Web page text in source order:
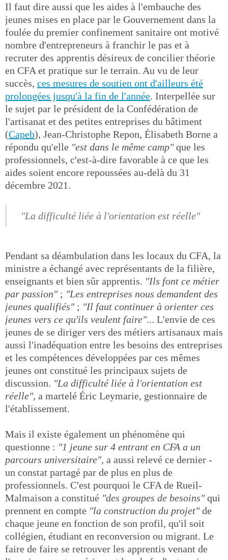
Il faut dire aussi que les aides à l'embauche des
jeunes mises en place par le Gouvernement dans la
foulée du premier confinement sanitaire ont motivé
nombre d'entrepreneurs à franchir le pas et à
recruter des apprentis désireux de concilier théorie
en CFA et pratique sur le terrain. Au vu de leur
succès, ces mesures de soutien ont d'ailleurs été
prolongées jusqu'à la fin de l'année. Interpellée sur
le sujet par le président de la Confédération de
l'artisanat et des petites entreprises du bâtiment
(Capeb), Jean-Christophe Repon, Élisabeth Borne a
répondu qu'elle "est dans le même camp"que les
professionnels, c'est-à-dire favorable à ce que les
aides soient encore repoussées au-delà du 31
décembre 2021.
"La difficulté liée à l'orientation est réelle"
Pendant sa déambulation dans les locaux du CFA, la
ministre a échangé avec représentants de la filière,
enseignants et bien sûr apprentis. "Ils font ce métier
par passion"; "Les entreprises nous demandent des
jeunes qualifiés"; "Il faut continuer à orienter ces
jeunes vers ce qu'ils veulent faire"... L'envie de ces
jeunes de se diriger vers des métiers artisanaux mais
aussi l'inadéquation entre les besoins des entreprises
et les compétences développées par ces mêmes
jeunes ont constitué les principaux sujets de
discussion. "La difficulté liée à l'orientation est
réelle", a martelé Éric Leymarie, gestionnaire de
l'établissement.
Mais il existe également un phénomène qui
questionne : "1 jeune sur 4 entrant en CFA a un
parcours universitaire", a aussi relevé ce dernier -
un constat partagé par de plus en plus de
professionnels. C'est pourquoi le CFA de Rueil-
Malmaison a constitué "des groupes de besoins"qui
prennent en compte "la construction du projet"de
chaque jeune en fonction de son profil, qu'il soit
collégien, étudiant en reconversion ou migrant. Le
faire de faire se retrouver les apprentis venant de